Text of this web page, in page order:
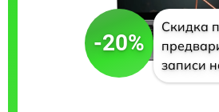
-20%
Скидка
записи